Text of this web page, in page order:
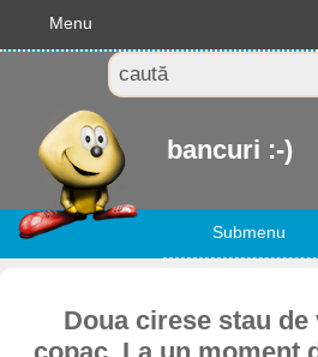
Menu
bancuri :-)
Submenu
Doua cirese stau